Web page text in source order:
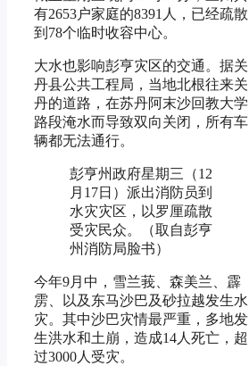
有2653户家庭的8391人，已经疏散
到78个临时收容中心。
大水也影响彭亨灾区的交通。据关
丹县公共工程局，当地北根往来关
丹的道路，在苏丹阿末沙回教大学
路段淹水而导致双向关闭，所有车
辆都无法通行。
彭亨州政府星期三（12
月17日）派出消防员到
水灾灾区，以罗厘疏散
受灾民众。（取自彭亨
州消防局脸书）
今年9月中，雪兰莪、森美兰、霹
雳、以及东马沙巴及砂拉越发生水
灾。其中沙巴灾情最严重，多地发
生洪水和土崩，造成14人死亡，超
过3000人受灾。